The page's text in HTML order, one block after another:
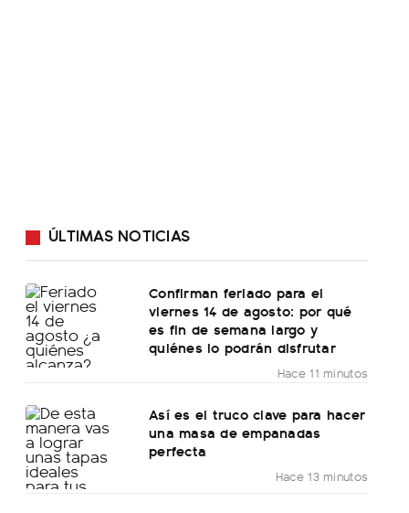
ÚLTIMAS NOTICIAS
Confirman feriado para el
viernes 14 de agosto: por qué
es fin de semana largo y
quiénes lo podrán disfrutar
Hace 11 minutos
Así es el truco clave para hacer
una masa de empanadas
perfecta
Hace 13 minutos